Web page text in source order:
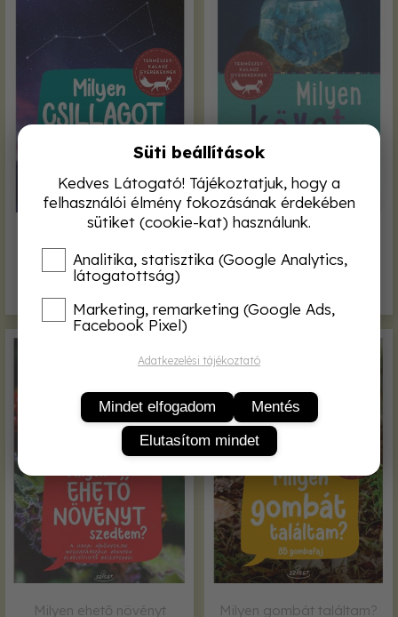
Milyen ehető növényt
Milyen gombát találtam?
Süti beállítások
Kedves Látogató! Tájékoztatjuk, hogy a
felhasználói élmény fokozásának érdekében
sütiket (cookie-kat) használunk.
Analitika, statisztika (Google Analytics,
látogatottság)
Marketing, remarketing (Google Ads,
Facebook Pixel)
Adatkezelési tájékoztató
Mindet elfogadom
Mentés
Elutasítom mindet